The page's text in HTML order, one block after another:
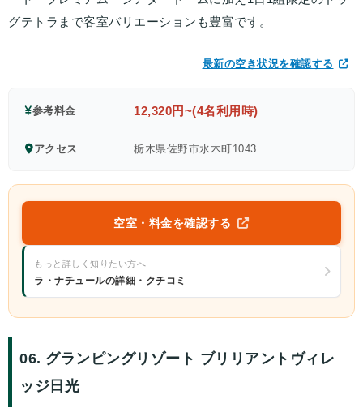
グテトラまで客室バリエーションも豊富です。
最新の空き状況を確認する
参考料金 12,320円~(4名利用時)
アクセス 栃木県佐野市水木町1043
空室・料金を確認する
もっと詳しく知りたい方へ
ラ・ナチュールの詳細・クチコミ
06. グランピングリゾート ブリリアントヴィレ
ッジ日光